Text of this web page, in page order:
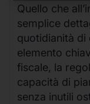
Quello che
semplice
quotidianità di
elemento
fiscale, la
capacità di
senza inutili